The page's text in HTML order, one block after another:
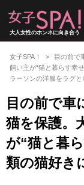
大人女性のホンネに向き合う
女子SPA！
目の前で
飼い主が“猫と暮らす幸
ラーソンの洋服をラグ
目の前で車
猫を保護。
が“猫と暮
類の猫好き